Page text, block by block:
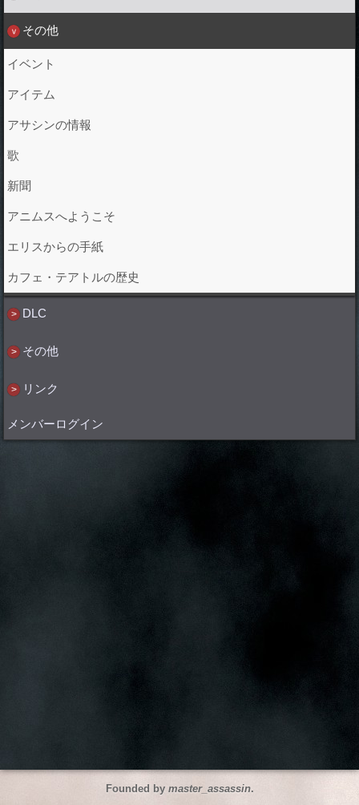
その他
イベント
アイテム
アサシンの情報
歌
新聞
アニムスへようこそ
エリスからの手紙
カフェ・テアトルの歴史
DLC
その他
リンク
メンバーログイン
Founded by master_assassin.